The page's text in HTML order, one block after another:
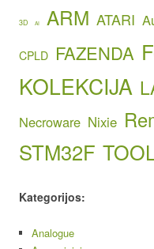
3D AI ARM ATARI
CPLD FAZENDA
KOLEKCIJA
Necroware Nixie
STM32F
Kategorijos:
Analogue